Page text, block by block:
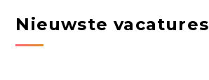
Nieuwste vacatures